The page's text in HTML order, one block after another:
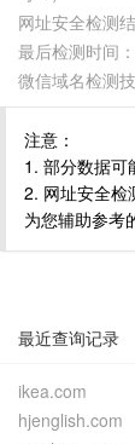
网址安全检测
最后检测时间
微信域名检测
注意：
1. 部分数据可
2. 网址安全检
为您辅助参考
最近查询记录
ikea.com
hjenglish.com